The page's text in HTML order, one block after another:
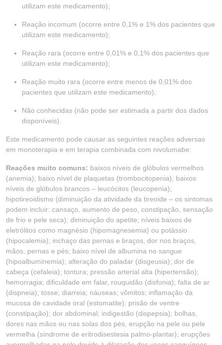
utilizam este medicamento);
Reação incomum (ocorre entre 0,1% e 1% dos pacientes que
utilizam este medicamento);
Reação rara (ocorre entre 0,01% e 0,1% dos pacientes que
utilizam este medicamento);
Reação muito rara (ocorre entre menos de 0,01% dos
pacientes que utilizam este medicamento);
Não conhecidas (não pode ser estimada a partir dos dados
disponíveis).
Este medicamento pode causar as seguintes reações adversas
em monoterapia e em terapia combinada com nivolumabe:
Reações muito comuns: baixos níveis de glóbulos vermelhos
(anemia); baixo nível de plaquetas (trombocitopenia); baixos
níveis de glóbulos brancos – leucócitos (leucopenia);
hipotireoidismo (diminuição da atividade da tireoide – os sintomas
podem incluir: cansaço, aumento de peso, constipação, sensação
de frio e pele seca); diminuição do apetite; níveis baixos de
eletrólitos como magnésio (hipomagnesemia) ou potássio
(hipocalemia); inchaço das pernas e braços, dor nos braços,
mãos, pernas e pés; baixo nível de albumina no sangue
(hipoalbuminemia); alteração do paladar (disgeusia); dor de
cabeça (cefaleia); tontura; pressão arterial alta (hipertensão);
hemorragia; dificuldade em falar, rouquidão (disfonia); falta de ar
(dispneia); tosse; diarreia; náuseas; vômitos; inflamação da
mucosa de cavidade oral (estomatite); prisão de ventre
(constipação); dor abdominal; indigestão (dispepsia); bolhas,
dores nas mãos ou nas solas dos pés, erupção na pele ou pele
vermelha (síndrome de eritrodisestesia palmo-plantar); erupções